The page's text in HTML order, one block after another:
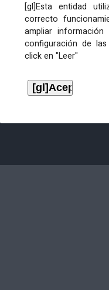
[gl]Esta entidad
correcto
ampliar
configuración de
click en "Leer"